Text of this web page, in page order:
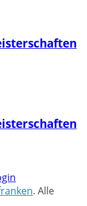
. Alle